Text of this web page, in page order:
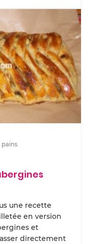
pains
une recette
en version
et
directement